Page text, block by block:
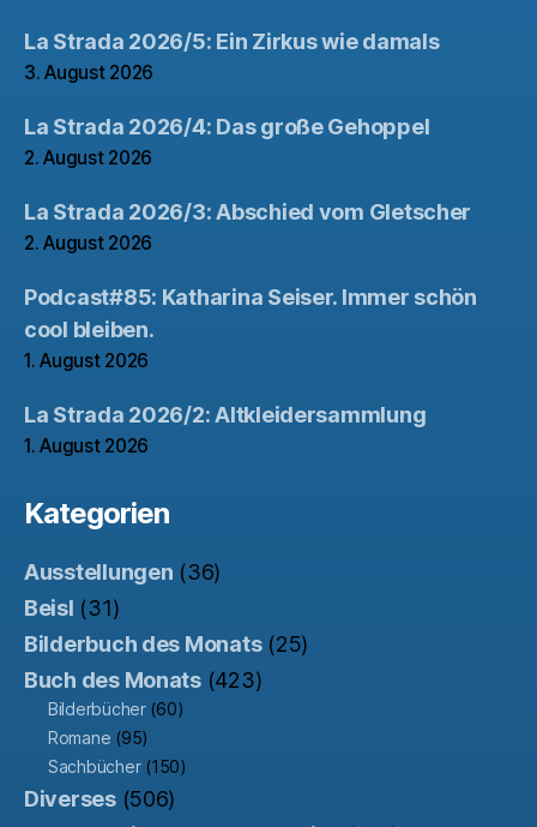
La Strada 2026/5: Ein Zirkus wie damals
3. August 2026
La Strada 2026/4: Das große Gehoppel
2. August 2026
La Strada 2026/3: Abschied vom Gletscher
2. August 2026
Podcast#85: Katharina Seiser. Immer schön
cool bleiben.
1. August 2026
La Strada 2026/2: Altkleidersammlung
1. August 2026
Kategorien
Ausstellungen (36)
Beisl (31)
Bilderbuch des Monats(25)
Buch des Monats(423)
Bilderbücher(60)
Romane (95)
Sachbücher(150)
Diverses(506)